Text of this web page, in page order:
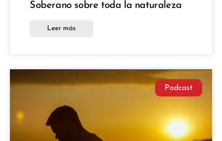
Soberano sobre toda la naturaleza
Leer más
Podcast